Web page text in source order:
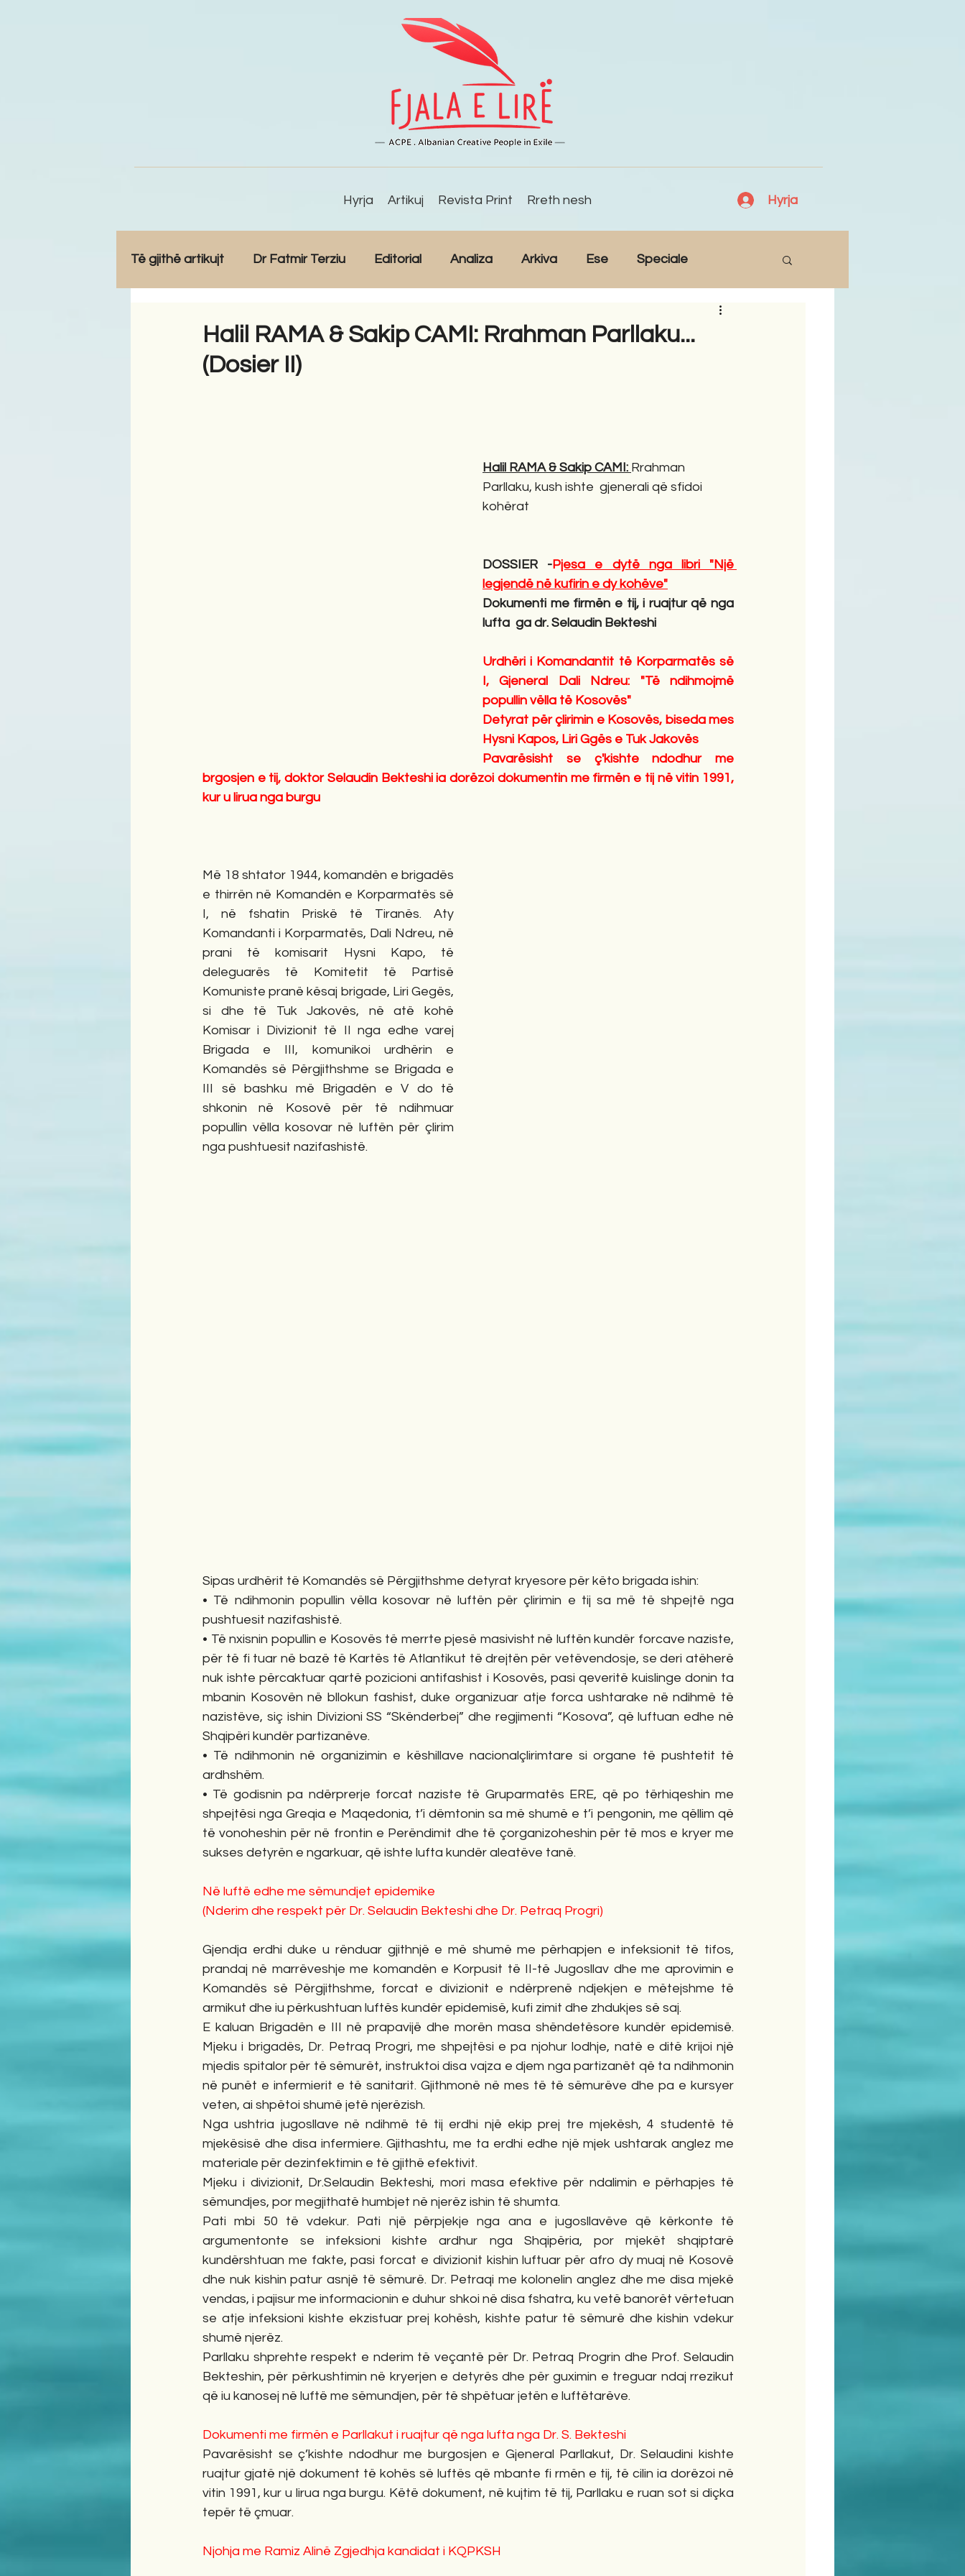
Hyrja Artikuj Revista Print Rreth nesh Hyrja
Të gjithë artikujt Dr Fatmir Terziu Editorial Analiza Arkiva Ese Speciale
Antologji Poezi Tregime
Halil RAMA & Sakip CAMI: Rrahman Parllaku...
(Dosier II)
Halil RAMA & Sakip CAMI: Rrahman
Parllaku, kush ishte  gjenerali që sfidoi
kohërat
DOSSIER -Pjesa e dytë nga libri "Një
legjendë në kufirin e dy kohëve"
Dokumenti me firmën e tij, i ruajtur që nga
lufta  ga dr. Selaudin Bekteshi
Urdhëri i Komandantit të Korparmatës së
I, Gjeneral Dali Ndreu: "Të ndihmojmë
popullin vëlla të Kosovës"
Detyrat për çlirimin e Kosovës, biseda mes
Hysni Kapos, Liri Ggës e Tuk Jakovës
Pavarësisht se ç'kishte ndodhur me
brgosjen e tij, doktor Selaudin Bekteshi ia dorëzoi dokumentin me firmën e tij në vitin 1991,
kur u lirua nga burgu
Më 18 shtator 1944, komandën e brigadës
e thirrën në Komandën e Korparmatës së
I, në fshatin Priskë të Tiranës. Aty
Komandanti i Korparmatës, Dali Ndreu, në
prani të komisarit Hysni Kapo, të
deleguarës të Komitetit të Partisë
Komuniste pranë kësaj brigade, Liri Gegës,
si dhe të Tuk Jakovës, në atë kohë
Komisar i Divizionit të II nga edhe varej
Brigada e III, komunikoi urdhërin e
Komandës së Përgjithshme se Brigada e
III së bashku më Brigadën e V do të
shkonin në Kosovë për të ndihmuar
popullin vëlla kosovar në luftën për çlirim
nga pushtuesit nazifashistë.
Sipas urdhërit të Komandës së Përgjithshme detyrat kryesore për këto brigada ishin:
• Të ndihmonin popullin vëlla kosovar në luftën për çlirimin e tij sa më të shpejtë nga
pushtuesit nazifashistë.
• Të nxisnin popullin e Kosovës të merrte pjesë masivisht në luftën kundër forcave naziste,
për të fi tuar në bazë të Kartës të Atlantikut të drejtën për vetëvendosje, se deri atëherë
nuk ishte përcaktuar qartë pozicioni antifashist i Kosovës, pasi qeveritë kuislinge donin ta
mbanin Kosovën në bllokun fashist, duke organizuar atje forca ushtarake në ndihmë të
nazistëve, siç ishin Divizioni SS “Skënderbej” dhe regjimenti “Kosova”, që luftuan edhe në
Shqipëri kundër partizanëve.
• Të ndihmonin në organizimin e këshillave nacionalçlirimtare si organe të pushtetit të
ardhshëm.
• Të godisnin pa ndërprerje forcat naziste të Gruparmatës ERE, që po tërhiqeshin me
shpejtësi nga Greqia e Maqedonia, t’i dëmtonin sa më shumë e t’i pengonin, me qëllim që
të vonoheshin për në frontin e Perëndimit dhe të çorganizoheshin për të mos e kryer me
sukses detyrën e ngarkuar, që ishte lufta kundër aleatëve tanë.
Në luftë edhe me sëmundjet epidemike
(Nderim dhe respekt për Dr. Selaudin Bekteshi dhe Dr. Petraq Progri)
Gjendja erdhi duke u rënduar gjithnjë e më shumë me përhapjen e infeksionit të tifos,
prandaj në marrëveshje me komandën e Korpusit të II-të Jugosllav dhe me aprovimin e
Komandës së Përgjithshme, forcat e divizionit e ndërprenë ndjekjen e mëtejshme të
armikut dhe iu përkushtuan luftës kundër epidemisë, kufi zimit dhe zhdukjes së saj.
E kaluan Brigadën e III në prapavijë dhe morën masa shëndetësore kundër epidemisë.
Mjeku i brigadës, Dr. Petraq Progri, me shpejtësi e pa njohur lodhje, natë e ditë krijoi një
mjedis spitalor për të sëmurët, instruktoi disa vajza e djem nga partizanët që ta ndihmonin
në punët e infermierit e të sanitarit. Gjithmonë në mes të të sëmurëve dhe pa e kursyer
veten, ai shpëtoi shumë jetë njerëzish.
Nga ushtria jugosllave në ndihmë të tij erdhi një ekip prej tre mjekësh, 4 studentë të
mjekësisë dhe disa infermiere. Gjithashtu, me ta erdhi edhe një mjek ushtarak anglez me
materiale për dezinfektimin e të gjithë efektivit.
Mjeku i divizionit, Dr.Selaudin Bekteshi, mori masa efektive për ndalimin e përhapjes të
sëmundjes, por megjithatë humbjet në njerëz ishin të shumta.
Pati mbi 50 të vdekur. Pati një përpjekje nga ana e jugosllavëve që kërkonte të
argumentonte se infeksioni kishte ardhur nga Shqipëria, por mjekët shqiptarë
kundërshtuan me fakte, pasi forcat e divizionit kishin luftuar për afro dy muaj në Kosovë
dhe nuk kishin patur asnjë të sëmurë. Dr. Petraqi me kolonelin anglez dhe me disa mjekë
vendas, i pajisur me informacionin e duhur shkoi në disa fshatra, ku vetë banorët vërtetuan
se atje infeksioni kishte ekzistuar prej kohësh, kishte patur të sëmurë dhe kishin vdekur
shumë njerëz.
Parllaku shprehte respekt e nderim të veçantë për Dr. Petraq Progrin dhe Prof. Selaudin
Bekteshin, për përkushtimin në kryerjen e detyrës dhe për guximin e treguar ndaj rrezikut
që iu kanosej në luftë me sëmundjen, për të shpëtuar jetën e luftëtarëve.
Dokumenti me firmën e Parllakut i ruajtur që nga lufta nga Dr. S. Bekteshi
Pavarësisht se ç’kishte ndodhur me burgosjen e Gjeneral Parllakut, Dr. Selaudini kishte
ruajtur gjatë një dokument të kohës së luftës që mbante fi rmën e tij, të cilin ia dorëzoi në
vitin 1991, kur u lirua nga burgu. Këtë dokument, në kujtim të tij, Parllaku e ruan sot si diçka
tepër të çmuar.
Njohja me Ramiz Alinë Zgjedhja kandidat i KQPKSH